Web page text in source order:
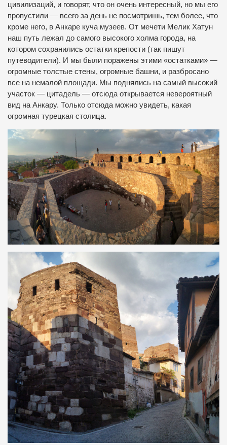
цивилизаций, и говорят, что он очень интересный, но мы его
пропустили — всего за день не посмотришь, тем более, что
кроме него, в Анкаре куча музеев. От мечети Мелик Хатун
наш путь лежал до самого высокого холма города, на
котором сохранились остатки крепости (так пишут
путеводители). И мы были поражены этими «остатками» —
огромные толстые стены, огромные башни, и разбросано
все на немалой площади. Мы поднялись на самый высокий
участок — цитадель — отсюда открывается невероятный
вид на Анкару. Только отсюда можно увидеть, какая
огромная турецкая столица.